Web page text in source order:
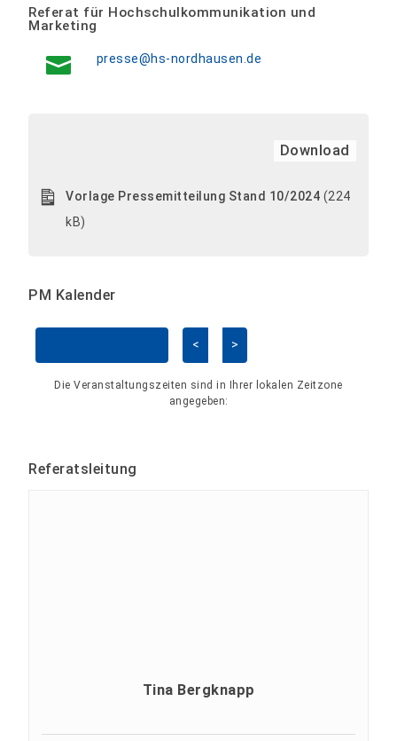
Referat für Hochschulkommunikation und
Marketing
presse@hs-nordhausen.de
Download
Vorlage Pressemitteilung Stand 10/2024 (224
kB)
PM Kalender
< >
Die Veranstaltungszeiten sind in Ihrer lokalen Zeitzone
angegeben:
Referatsleitung
Tina Bergknapp